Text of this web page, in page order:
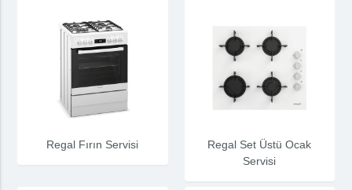
Regal Fırın Servisi
Regal Set Üstü Ocak
Servisi